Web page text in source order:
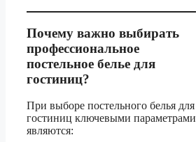
Почему важно выбирать
профессиональное
постельное белье для
гостиниц?
При выборе постельного белья для
гостиниц ключевыми параметрами
являются: